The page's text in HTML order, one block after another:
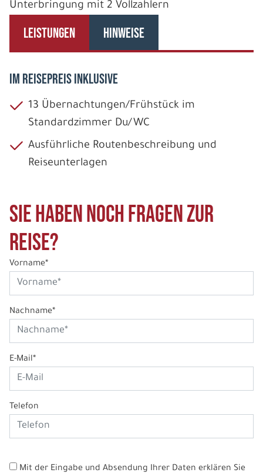
Unterbringung mit 2 Vollzahlern
LEISTUNGEN HINWEISE
IM REISEPREIS INKLUSIVE
13 Übernachtungen/Frühstück im
Standardzimmer Du/WC
Ausführliche Routenbeschreibung und
Reiseunterlagen
Sie haben noch Fragen zur
Reise?
Vorname*
Nachname*
E-Mail*
Telefon
Mit der Eingabe und Absendung Ihrer Daten erklären Sie